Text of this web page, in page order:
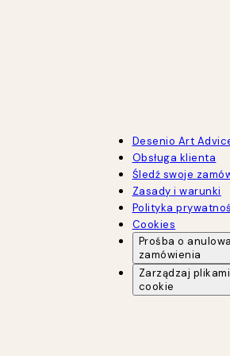
Desenio Art
Obsługa klienta
Śledź swoje
Zasady i warunki
Polityka
Cookies
Prośba o
zamówienia
Zarządzaj plikami
cookie